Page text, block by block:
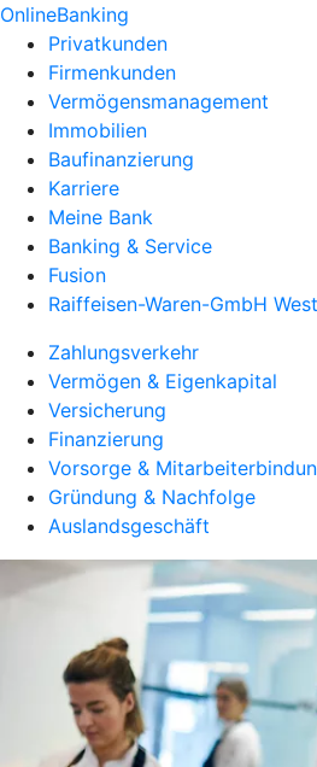
OnlineBanking
Privatkunden
Firmenkunden
Vermögensmanagement
Immobilien
Baufinanzierung
Karriere
Meine Bank
Banking & Service
Fusion
Raiffeisen-Waren-GmbH
Zahlungsverkehr
Vermögen & Eigenkapital
Versicherung
Finanzierung
Vorsorge &
Gründung & Nachfolge
Auslandsgeschäft